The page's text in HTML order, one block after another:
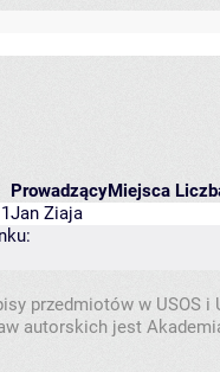
ProwadzącyMiejsca
Jan Ziaja
przedmiotów w USOS
autorskich jest